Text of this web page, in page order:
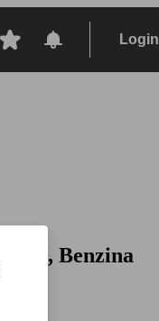
Login
Benzina